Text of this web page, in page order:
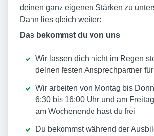
deinen ganz eigenen Stärken zu
Dann lies gleich weiter:
Das bekommst du von uns
Wir lassen dich nicht im Regen
deinen festen Ansprechpartner
Wir arbeiten von Montag bis
6:30 bis 16:00 Uhr und am
am Wochenende hast du frei
Du bekommst während der